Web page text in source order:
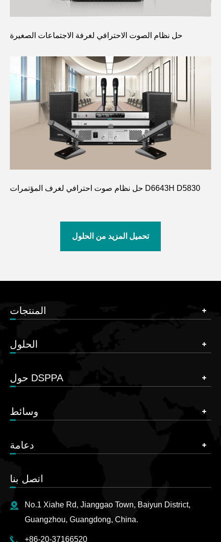
حل نظام الصوت الاحترافي لغرفة الاجتماعات الصغيرة
حل نظام صوت احترافي لغرف المؤتمرات D6643H D5830
تحميل المزيد من الحلول
المنتجات
الحلول
حول DSPPA
وسائط
دعامة
اتصل بنا
No.1 Xiahe Rd, Jianggao Town, Baiyun District,
Guangzhou, Guangdong, China.
+86-20-37166520